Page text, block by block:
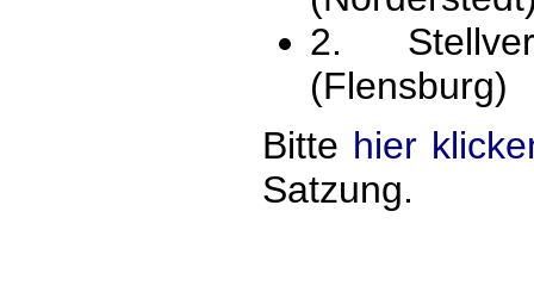
2.
(Flensburg)
Bitte hier
Satzung.